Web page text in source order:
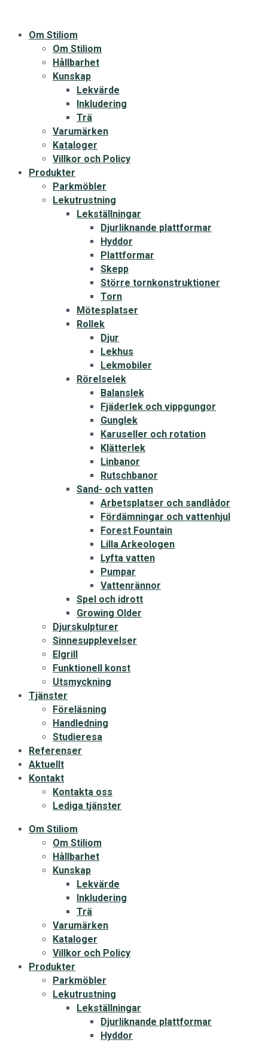
Om Stiliom
Om Stiliom
Hållbarhet
Kunskap
Lekvärde
Inkludering
Trä
Varumärken
Kataloger
Villkor och Policy
Produkter
Parkmöbler
Lekutrustning
Lekställningar
Djurliknande plattformar
Hyddor
Plattformar
Skepp
Större tornkonstruktioner
Torn
Mötesplatser
Rollek
Djur
Lekhus
Lekmobiler
Rörelselek
Balanslek
Fjäderlek och vippgungor
Gunglek
Karuseller och rotation
Klätterlek
Linbanor
Rutschbanor
Sand- och vatten
Arbetsplatser och sandlådor
Fördämningar och vattenhjul
Forest Fountain
Lilla Arkeologen
Lyfta vatten
Pumpar
Vattenrännor
Spel och idrott
Growing Older
Djurskulpturer
Sinnesupplevelser
Elgrill
Funktionell konst
Utsmyckning
Tjänster
Föreläsning
Handledning
Studieresa
Referenser
Aktuellt
Kontakt
Kontakta oss
Lediga tjänster
Om Stiliom
Om Stiliom
Hållbarhet
Kunskap
Lekvärde
Inkludering
Trä
Varumärken
Kataloger
Villkor och Policy
Produkter
Parkmöbler
Lekutrustning
Lekställningar
Djurliknande plattformar
Hyddor